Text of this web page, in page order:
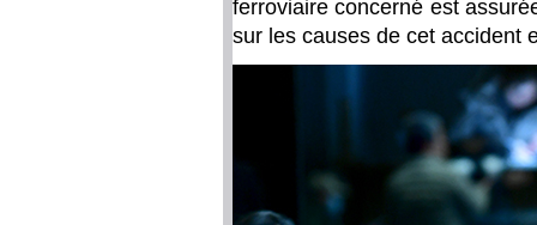
ferroviaire concerné est
sur les causes de cet accident